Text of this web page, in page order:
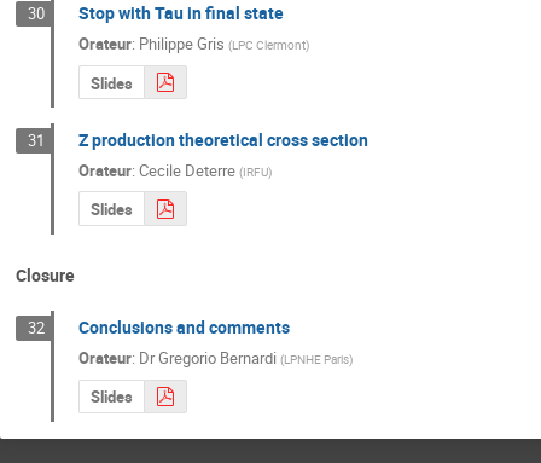
30 Stop with Tau in final state
Orateur: Philippe Gris (LPC Clermont)
Slides
31 Z production theoretical cross section
Orateur: Cecile Deterre (IRFU)
Slides
Closure
32 Conclusions and comments
Orateur: DrGregorio Bernardi (LPNHE Paris)
Slides